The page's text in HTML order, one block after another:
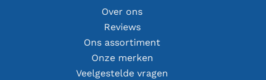
Over ons
Reviews
Ons assortiment
Onze merken
Veelgestelde vragen